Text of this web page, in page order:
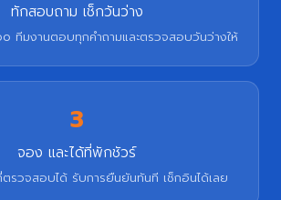
ทักสอบถาม เช็กวันว่าง
ทีมงานตอบทุกคำถามและตรวจสอบวันว่างให้
3
จอง และได้ที่พักชัวร์
ตรวจสอบได้ รับการยืนยันทันที เช็กอินได้เลย